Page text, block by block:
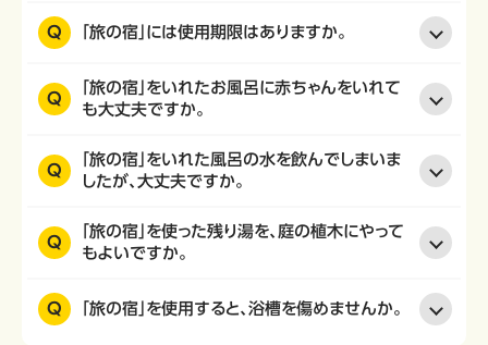
Q 「旅の宿」には使用期限はありますか。
Q
「旅の宿」をいれたお風呂に赤ちゃんをいれて
も大丈夫ですか。
Q
「旅の宿」をいれた風呂の水を飲んでしまいま
したが、大丈夫ですか。
Q
「旅の宿」を使った残り湯を、庭の植木にやって
もよいですか。
Q 「旅の宿」を使用すると、浴槽を傷めませんか。